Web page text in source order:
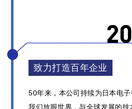
致力打造百年企业
50年来，本公司持续为日本电子
我们放眼世界，与全球发展的技